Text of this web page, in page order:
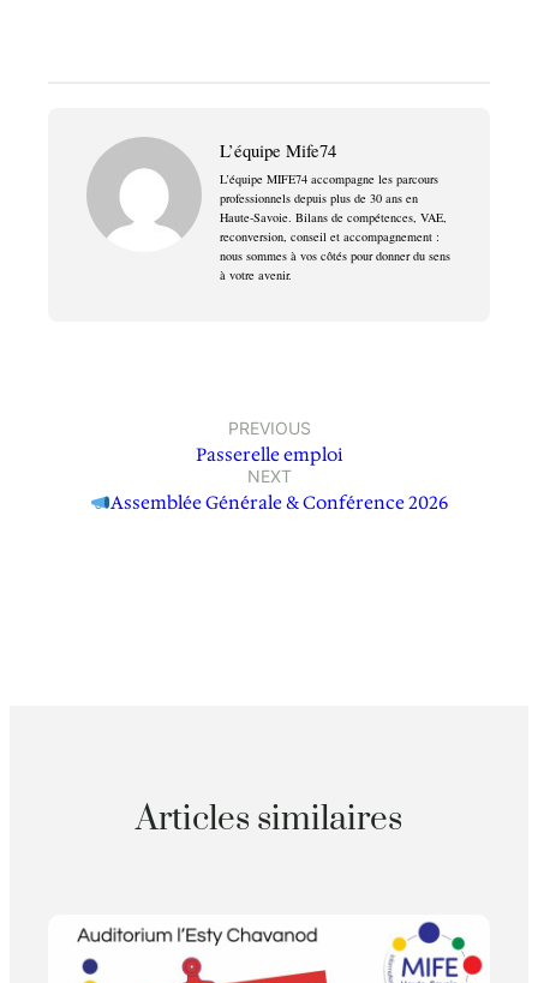
L’équipe Mife74
L’équipe MIFE74 accompagne les parcours
professionnels depuis plus de 30 ans en
Haute-Savoie. Bilans de compétences, VAE,
reconversion, conseil et accompagnement :
nous sommes à vos côtés pour donner du sens
à votre avenir.
PREVIOUS
Passerelle emploi
NEXT
Assemblée Générale & Conférence 2026
Articles similaires